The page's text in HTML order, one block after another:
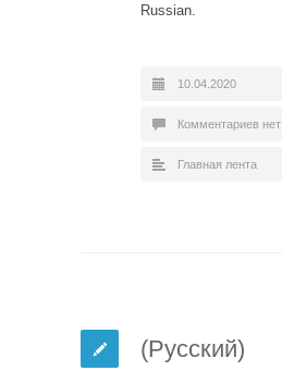
Russian.
10.04.2020
Комментариев нет
Главная лента
(Русский)